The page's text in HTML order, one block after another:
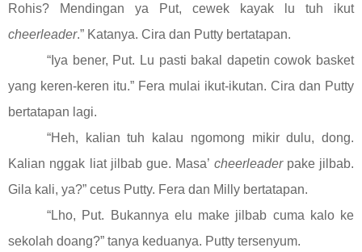
Rohis? Mendingan ya Put, cewek kayak lu tuh ikut
cheerleader.” Katanya. Cira dan Putty bertatapan.
“Iya bener, Put. Lu pasti bakal dapetin cowok basket
yang keren-keren itu.” Fera mulai ikut-ikutan. Cira dan Putty
bertatapan lagi.
“Heh, kalian tuh kalau ngomong mikir dulu, dong.
Kalian nggak liat jilbab gue. Masa’ cheerleaderpake jilbab.
Gila kali, ya?” cetus Putty. Fera dan Milly bertatapan.
“Lho, Put. Bukannya elu make jilbab cuma kalo ke
sekolah doang?” tanya keduanya. Putty tersenyum.